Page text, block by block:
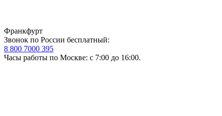
Франкфурт
Звонок по России бесплатный:
8 800 7000 395
Часы работы по Москве: с 7:00 до 16:00.